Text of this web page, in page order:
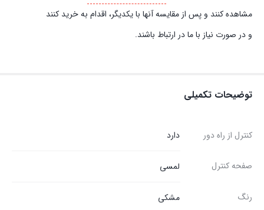
مشاهده کنند و پس از مقایسه آنها با یکدیگر، اقدام به خرید کنند
و در صورت نیاز با ما در ارتباط باشند.
توضیحات تکمیلی
کنترل از راه دور دارد
صفحه کنترل لمسی
رنگ مشکی